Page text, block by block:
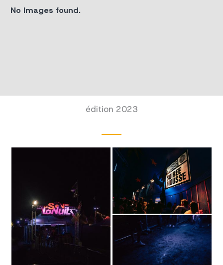
No Images found.
édition 2023